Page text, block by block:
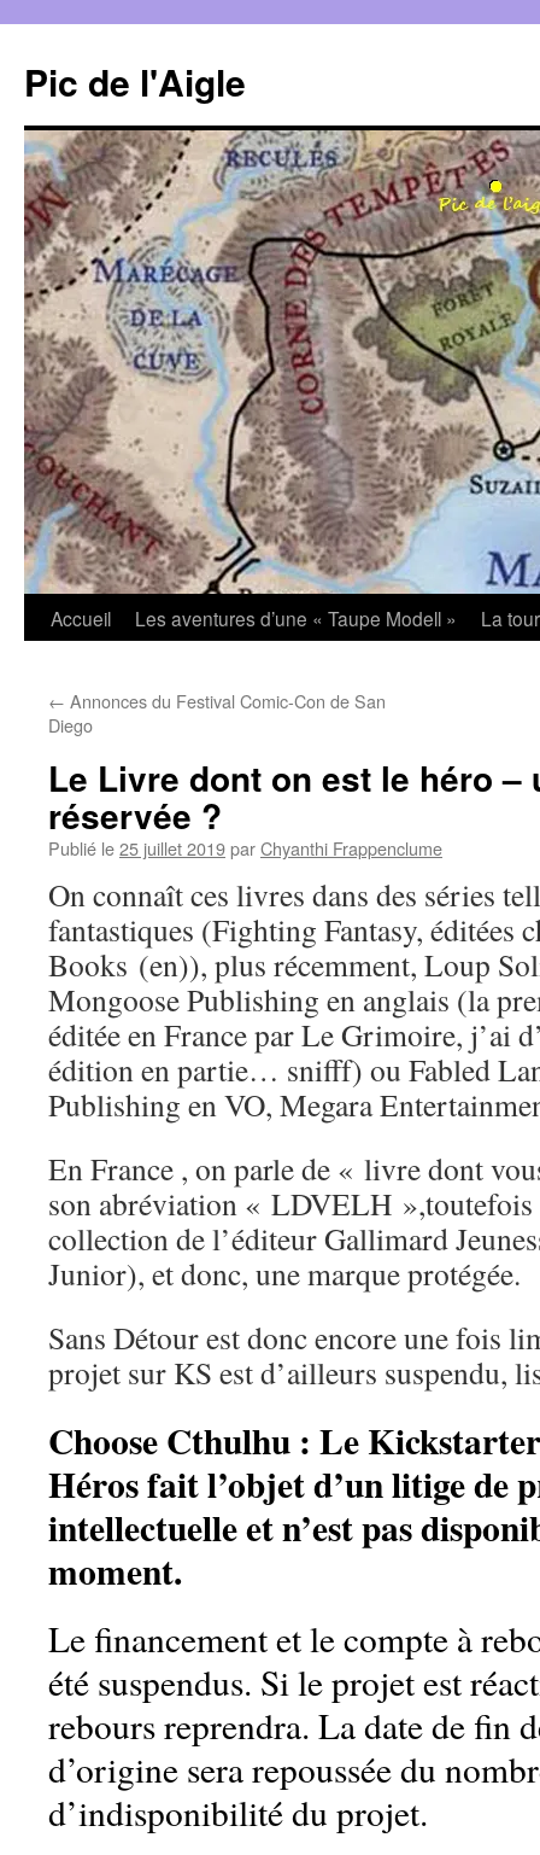
contenu
Pic de l'Aigle
Accueil Les aventures d’une « Taupe Modell » La
← Annonces du Festival Comic-Con de San
Diego
Le Livre dont on est le héro –
réservée ?
Publié le25 juillet 2019parChyanthi Frappenclume
On connaît ces livres dans des séries
fantastiques (Fighting Fantasy, éditées
Books (en)), plus récemment, Loup
Mongoose Publishing en anglais (la
éditée en France par Le Grimoire, j’ai
édition en partie… snifff) ou Fabled
Publishing en VO, Megara
En France , on parle de « livre dont
son abréviation « LDVELH »,toutefois
collection de l’éditeur Gallimard
Junior), et donc, une marque protégée.
Sans Détour est donc encore une fois
projet sur KS est d’ailleurs suspendu,
Choose Cthulhu : Le
Héros fait l’objet d’un litige de
intellectuelle et n’est pas
moment.
Le financement et le compte à
été suspendus. Si le projet est
rebours reprendra. La date de fin
d’origine sera repoussée du
d’indisponibilité du projet.